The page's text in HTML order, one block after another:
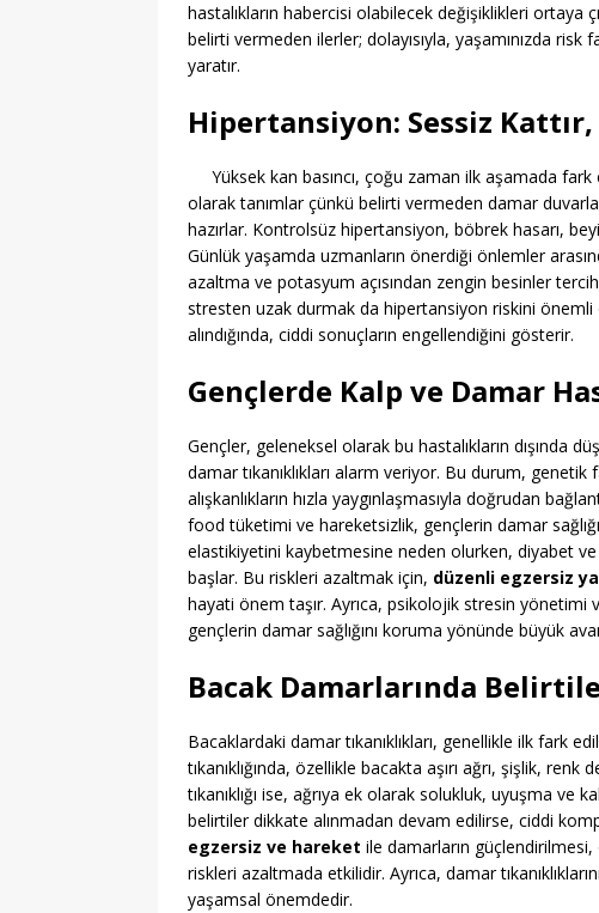
hastalıkların habercisi olabilecek değişiklikleri ortaya
belirti vermeden ilerler; dolayısıyla, yaşamınızda
yaratır.
Hipertansiyon: Sessiz
Yüksek kan basıncı, çoğu zaman ilk aşamada
olarak tanımlar çünkü belirti vermeden damar
hazırlar. Kontrolsüz hipertansiyon, böbrek hasarı,
Günlük yaşamda uzmanların önerdiği önlemler
azaltma ve potasyum açısından zengin besinler
stresten uzak durmak da hipertansiyon riskini
alındığında, ciddi sonuçların engellendiğini gösterir.
Gençlerde Kalp ve Damar
Gençler, geleneksel olarak bu hastalıkların dışında
damar tıkanıklıkları alarm veriyor. Bu durum,
alışkanlıkların hızla yaygınlaşmasıyla doğrudan
food tüketimi ve hareketsizlik, gençlerin damar
elastikiyetini kaybetmesine neden olurken, diyabet
başlar. Bu riskleri azaltmak için, düzenli egzersiz
hayati önem taşır. Ayrıca, psikolojik stresin yönetimi
gençlerin damar sağlığını koruma yönünde büyük
Bacak Damarlarında
Bacaklardaki damar tıkanıklıkları, genellikle ilk fark
tıkanıklığında, özellikle bacakta aşırı ağrı, şişlik,
tıkanıklığı ise, ağrıya ek olarak solukluk, uyuşma ve
belirtiler dikkate alınmadan devam edilirse, ciddi
egzersiz ve hareket ile damarların
riskleri azaltmada etkilidir. Ayrıca, damar
yaşamsal önemdedir.